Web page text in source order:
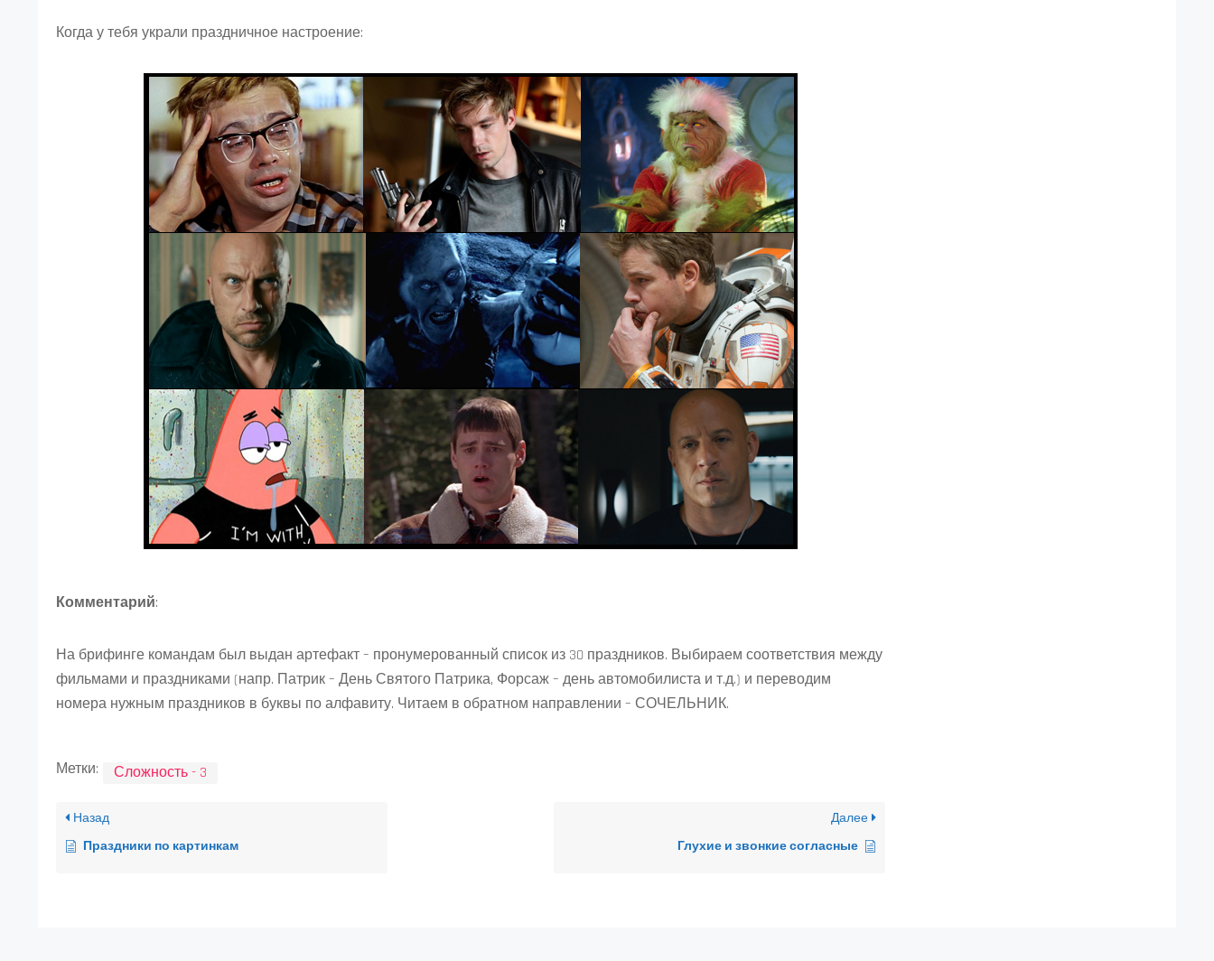
Когда у тебя украли праздничное настроение:
Комментарий:
На брифинге командам был выдан артефакт – пронумерованный список из 30 праздников. Выбираем соответствия между
фильмами и праздниками (напр. Патрик – День Святого Патрика, Форсаж – день автомобилиста и т.д.) и переводим
номера нужным праздников в буквы по алфавиту. Читаем в обратном направлении – СОЧЕЛЬНИК.
Метки: Сложность - 3
Назад
Праздники по картинкам
Далее
Глухие и звонкие согласные